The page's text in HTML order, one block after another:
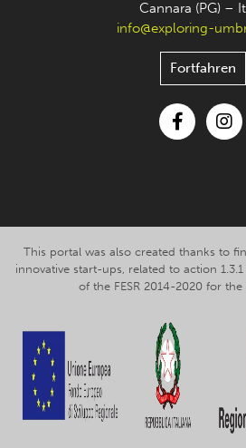
Cannara (PG) –
info@exploring-
Fortfahren
This portal was also created thanks to
innovative start-ups, related to action
of the FESR 2014-2020 for